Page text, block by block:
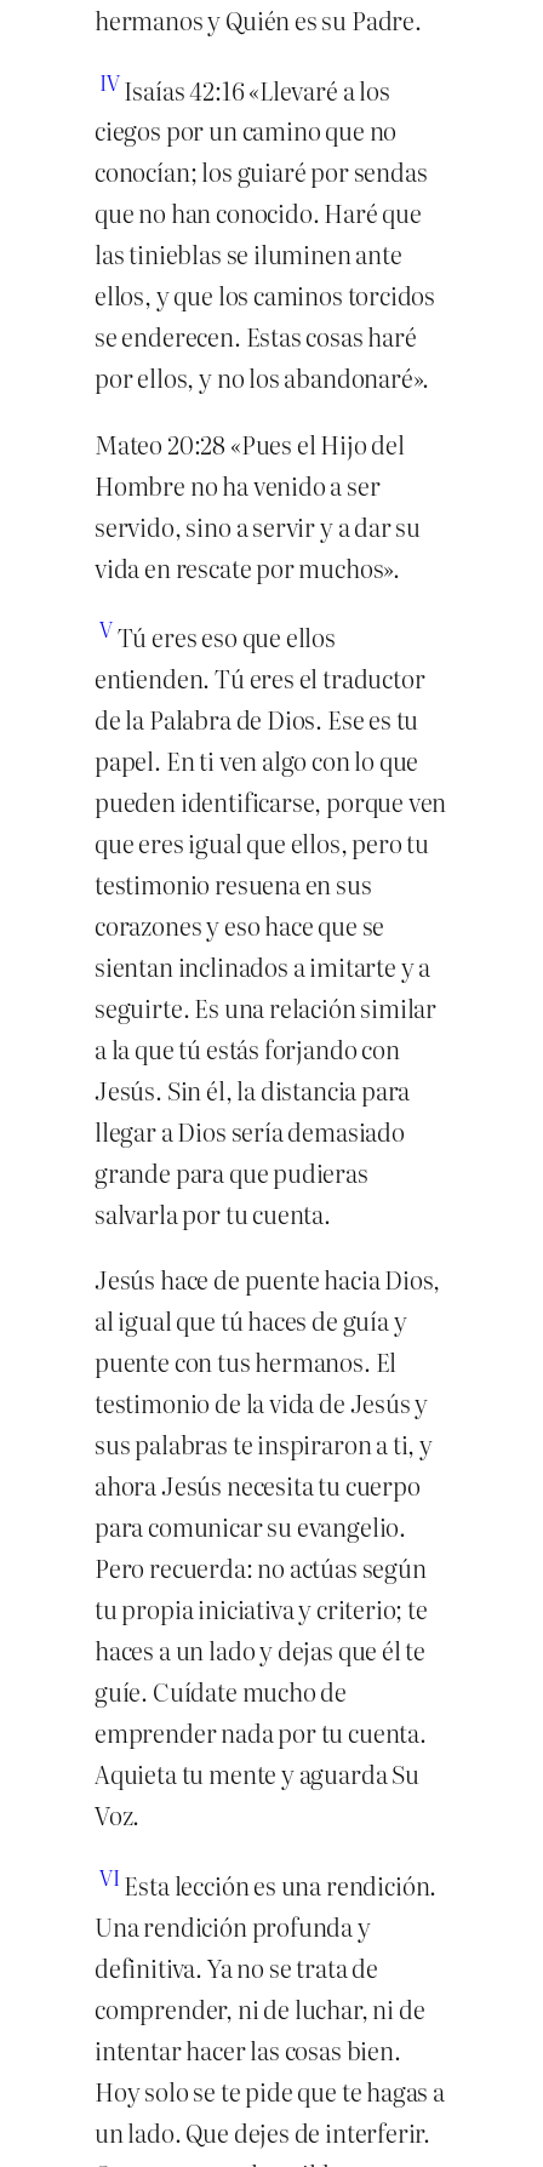
hermanos y Quién es su Padre.
IVIsaías 42:16 «Llevaré a los
ciegos por un camino que no
conocían; los guiaré por sendas
que no han conocido. Haré que
las tinieblas se iluminen ante
ellos, y que los caminos torcidos
se enderecen. Estas cosas haré
por ellos, y no los abandonaré».
Mateo 20:28 «Pues el Hijo del
Hombre no ha venido a ser
servido, sino a servir y a dar su
vida en rescate por muchos».
VTú eres eso que ellos
entienden. Tú eres el traductor
de la Palabra de Dios. Ese es tu
papel. En ti ven algo con lo que
pueden identificarse, porque ven
que eres igual que ellos, pero tu
testimonio resuena en sus
corazones y eso hace que se
sientan inclinados a imitarte y a
seguirte. Es una relación similar
a la que tú estás forjando con
Jesús. Sin él, la distancia para
llegar a Dios sería demasiado
grande para que pudieras
salvarla por tu cuenta.
Jesús hace de puente hacia Dios,
al igual que tú haces de guía y
puente con tus hermanos. El
testimonio de la vida de Jesús y
sus palabras te inspiraron a ti, y
ahora Jesús necesita tu cuerpo
para comunicar su evangelio.
Pero recuerda: no actúas según
tu propia iniciativa y criterio; te
haces a un lado y dejas que él te
guíe. Cuídate mucho de
emprender nada por tu cuenta.
Aquieta tu mente y aguarda Su
Voz.
VI Esta lección es una rendición.
Una rendición profunda y
definitiva. Ya no se trata de
comprender, ni de luchar, ni de
intentar hacer las cosas bien.
Hoy solo se te pide que te hagas a
un lado. Que dejes de interferir.